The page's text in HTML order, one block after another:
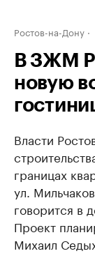
Ростов-на-Дону
В ЗЖМ
новую
Власти
границах
ул.
говорится в
Проект
Михаил